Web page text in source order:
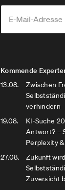
Kommende
13.08.
Zwischen
verhindern
19.08.
KI-Suche
Antwort? –
Perplexity
27.08.
Zukunft
Zuversicht